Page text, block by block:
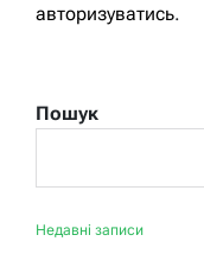
авторизуватись.
Пошук
Недавні записи